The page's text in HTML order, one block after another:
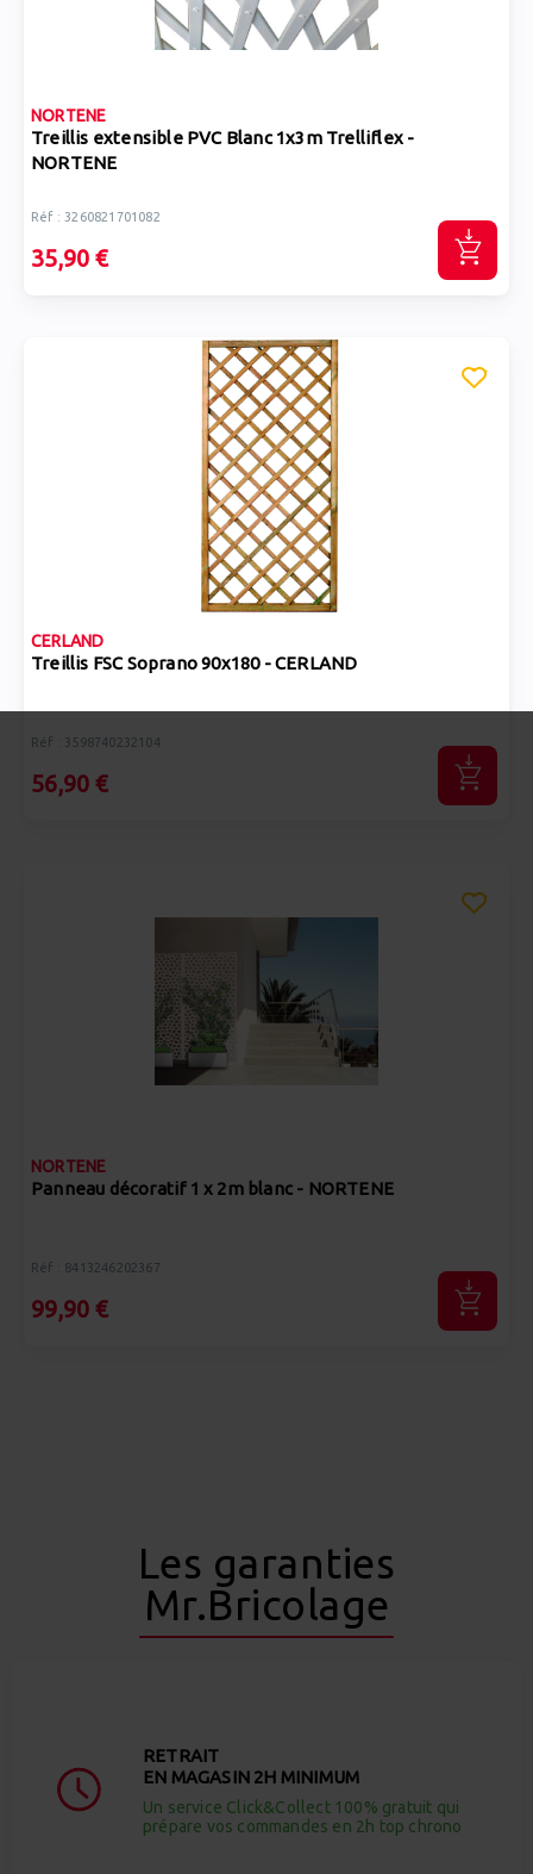
NORTENE
Treillis extensible PVC Blanc 1x3m Trelliflex -
NORTENE
Réf : 3260821701082
35,90 €
CERLAND
Treillis FSC Soprano 90x180 - CERLAND
Réf : 3598740232104
56,90 €
NORTENE
Panneau décoratif 1 x 2m blanc - NORTENE
Réf : 8413246202367
99,90 €
Les garanties
Mr.Bricolage
RETRAIT
EN MAGASIN 2H MINIMUM
Un service Click&Collect 100% gratuit qui
prépare vos commandes en 2h top chrono